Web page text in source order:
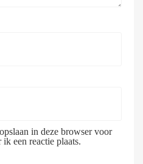
in deze browser voor
een reactie plaats.